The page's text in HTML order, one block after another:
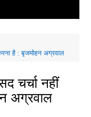
है : बृजमोहन अग्रवाल
चर्चा नहीं
अग्रवाल